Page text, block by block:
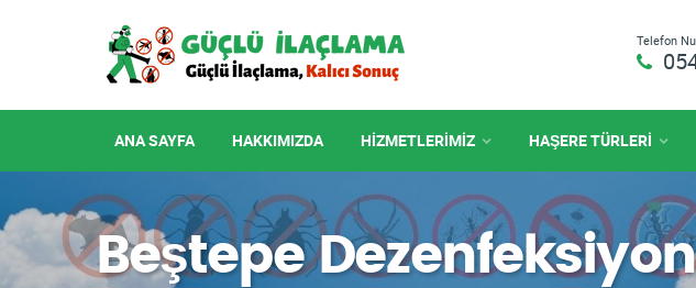
Telefon
ANA SAYFA HAKKIMIZDA HIZMETLERIMIZ HAŞERE TÜRLERİ
Beştepe Dezenfeksiyon